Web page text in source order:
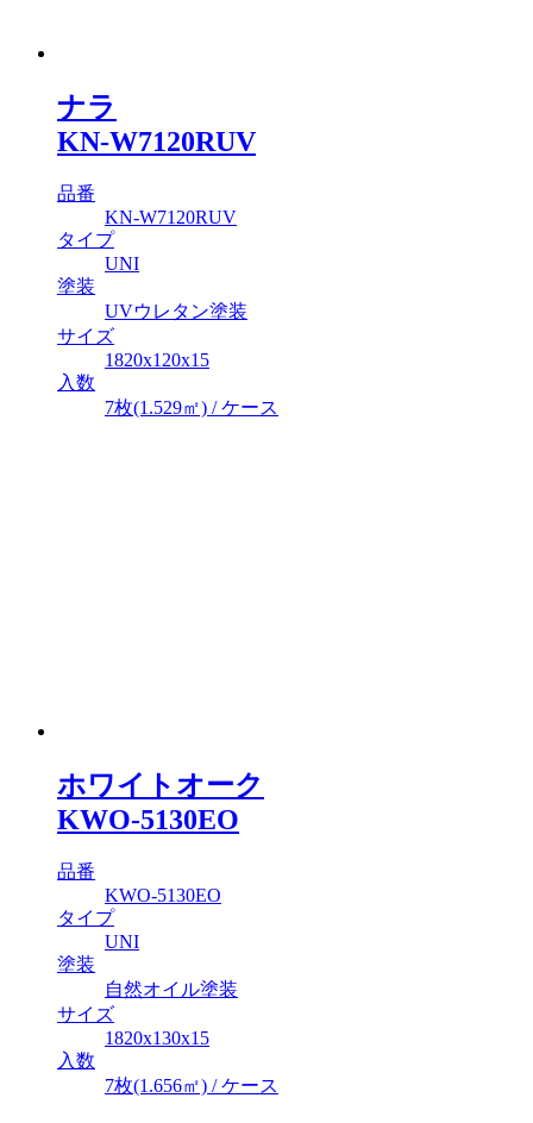
ナラ
KN-W7120RUV
品番
KN-W7120RUV
タイプ
UNI
塗装
UVウレタン塗装
サイズ
1820x120x15
入数
7枚(1.529㎡) / ケース
ホワイトオーク
KWO-5130EO
品番
KWO-5130EO
タイプ
UNI
塗装
自然オイル塗装
サイズ
1820x130x15
入数
7枚(1.656㎡) / ケース